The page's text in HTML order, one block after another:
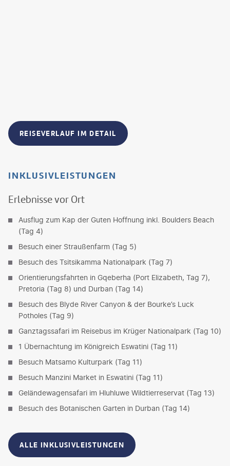
REISEVERLAUF IM DETAIL
INKLUSIVLEISTUNGEN
Erlebnisse vor Ort
Ausflug zum Kap der Guten Hoffnung inkl. Boulders Beach
(Tag 4)
Besuch einer Straußenfarm (Tag 5)
Besuch des Tsitsikamma Nationalpark (Tag 7)
Orientierungsfahrten in Gqeberha (Port Elizabeth, Tag 7),
Pretoria (Tag 8) und Durban (Tag 14)
Besuch des Blyde River Canyon & der Bourke’s Luck
Potholes (Tag 9)
Ganztagssafari im Reisebus im Krüger Nationalpark (Tag 10)
1 Übernachtung im Königreich Eswatini (Tag 11)
Besuch Matsamo Kulturpark (Tag 11)
Besuch Manzini Market in Eswatini (Tag 11)
Geländewagensafari im Hluhluwe Wildtierreservat (Tag 13)
Besuch des Botanischen Garten in Durban (Tag 14)
ALLE INKLUSIVLEISTUNGEN